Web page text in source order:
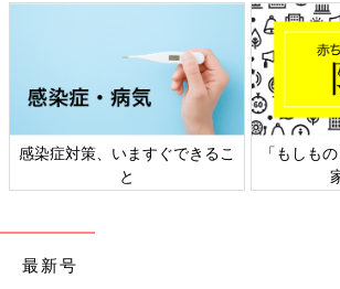
感染症対策、いますぐできるこ
と
「もしも
最新号